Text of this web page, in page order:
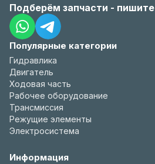
Популярные категории
Гидравлика
Двигатель
Ходовая часть
Рабочее оборудование
Трансмиссия
Режущие элементы
Электросистема
Информация
Подберём запчасти - пишите